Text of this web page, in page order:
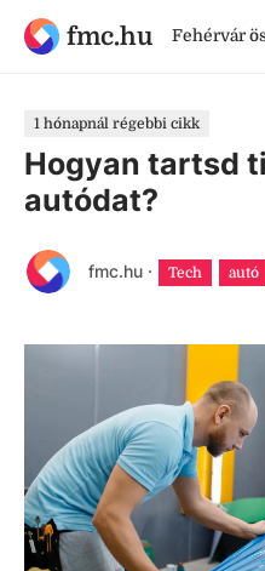
fmc.hu Fehérvár
1 hónapnál régebbi cikk
Hogyan tartsd
autódat?
fmc.hu · Tech autó